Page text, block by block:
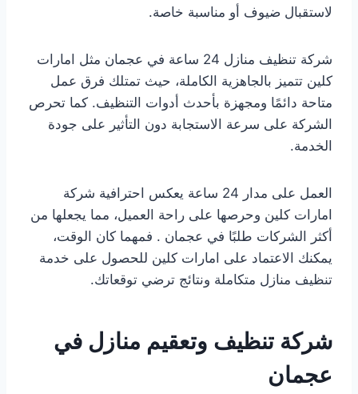
لاستقبال ضيوف أو مناسبة خاصة.
شركة تنظيف منازل 24 ساعة في عجمان مثل امارات
كلين تتميز بالجاهزية الكاملة، حيث تمتلك فرق عمل
متاحة دائمًا ومجهزة بأحدث أدوات التنظيف. كما تحرص
الشركة على سرعة الاستجابة دون التأثير على جودة
الخدمة.
العمل على مدار 24 ساعة يعكس احترافية شركة
امارات كلين وحرصها على راحة العميل، مما يجعلها من
أكثر الشركات طلبًا في عجمان . فمهما كان الوقت،
يمكنك الاعتماد على امارات كلين للحصول على خدمة
تنظيف منازل متكاملة ونتائج ترضي توقعاتك.
شركة تنظيف وتعقيم منازل في
عجمان